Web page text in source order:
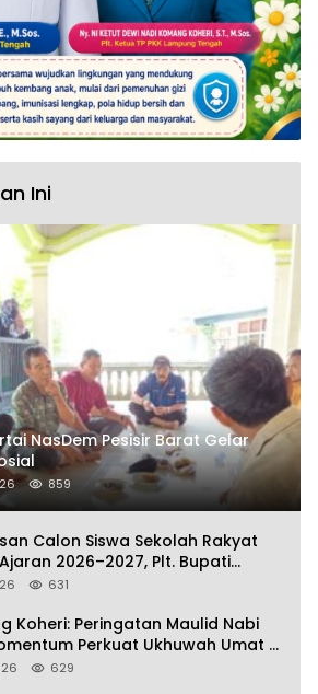
Ini
NasDem Pesisir Barat Gelar
859
Calon Siswa Sekolah Rakyat
2026–2027, Plt. Bupati
Tegaskan Komitmen Hadirkan
631
Koheri: Peringatan Maulid Nabi
Perkuat Ukhuwah Umat di
Tengah
629